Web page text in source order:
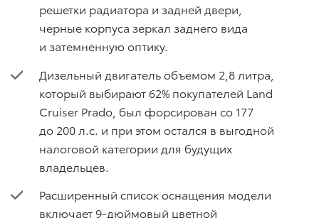
решетки радиатора и задней двери,
черные корпуса зеркал заднего вида
и затемненную оптику.
Дизельный двигатель объемом 2,8 литра,
который выбирают 62% покупателей Land
Cruiser Prado, был форсирован со 177
до 200 л.с. и при этом остался в выгодной
налоговой категории для будущих
владельцев.
Расширенный список оснащения модели
включает 9-дюймовый цветной